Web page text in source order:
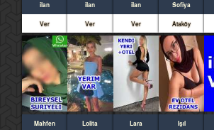
ilan
Ver
ilan
Ver
ilan
Ver
Sofiya
Ataköy
Mahfen Lolita Lara Işıl